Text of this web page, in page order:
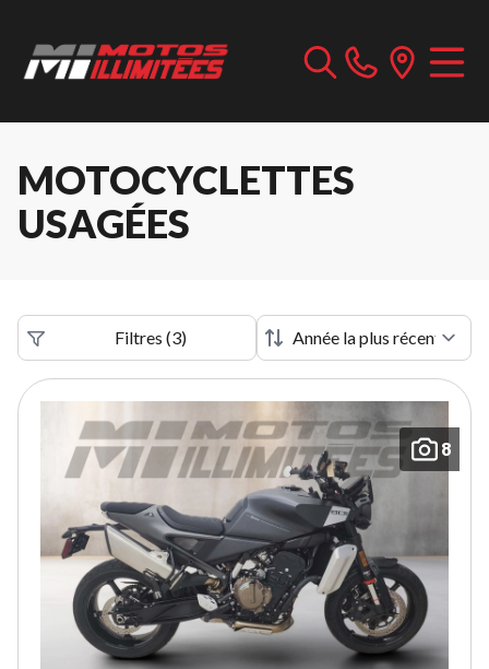
MOTOCYCLETTES
USAGÉES
Filtres (3)
8